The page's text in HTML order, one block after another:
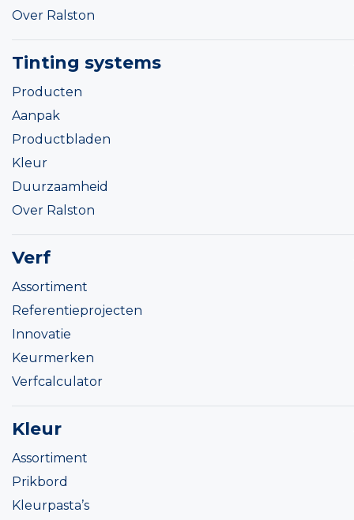
Over Ralston
Tinting systems
Producten
Aanpak
Productbladen
Kleur
Duurzaamheid
Over Ralston
Verf
Assortiment
Referentieprojecten
Innovatie
Keurmerken
Verfcalculator
Kleur
Assortiment
Prikbord
Kleurpasta’s